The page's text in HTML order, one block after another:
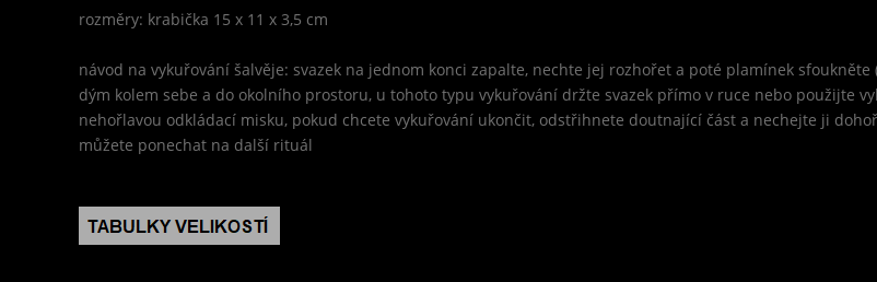
rozměry: krabička 15 x 11 x 3,5 cm
návod na vykuřování šalvěje: svazek na jednom konci zapalte, nechte jej rozhořet a poté plamínek
dým kolem sebe a do okolního prostoru, u tohoto typu vykuřování držte svazek přímo v ruce nebo použijte
nehořlavou odkládací misku, pokud chcete vykuřování ukončit, odstřihnete doutnající část a nechejte ji
můžete ponechat na další rituál